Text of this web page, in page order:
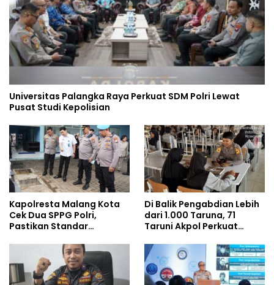
Universitas Palangka Raya Perkuat SDM Polri Lewat
Pusat Studi Kepolisian
Kapolresta Malang Kota
Cek Dua SPPG Polri,
Pastikan Standar
Pengelolaan Limbah
Berjalan Optimal
Di Balik Pengabdian Lebih
dari 1.000 Taruna, 71
Taruni Akpol Perkuat
Siswa Sekolah Rakyat